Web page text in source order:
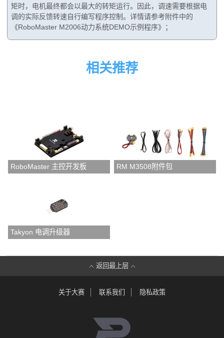
矩时，电机最终都会以最大的转矩运行。因此，调速需要根据电
调的实际反馈转速自行编写程序控制。详情请参考附件中的
《RoboMaster M2006动力系统DEMO示例程序》；
相关推荐
RoboMaster 主控开发板 RM M3508附件包
Takyon 电调升级器
返回最上层
关于大赛 联系我们 隐私政策